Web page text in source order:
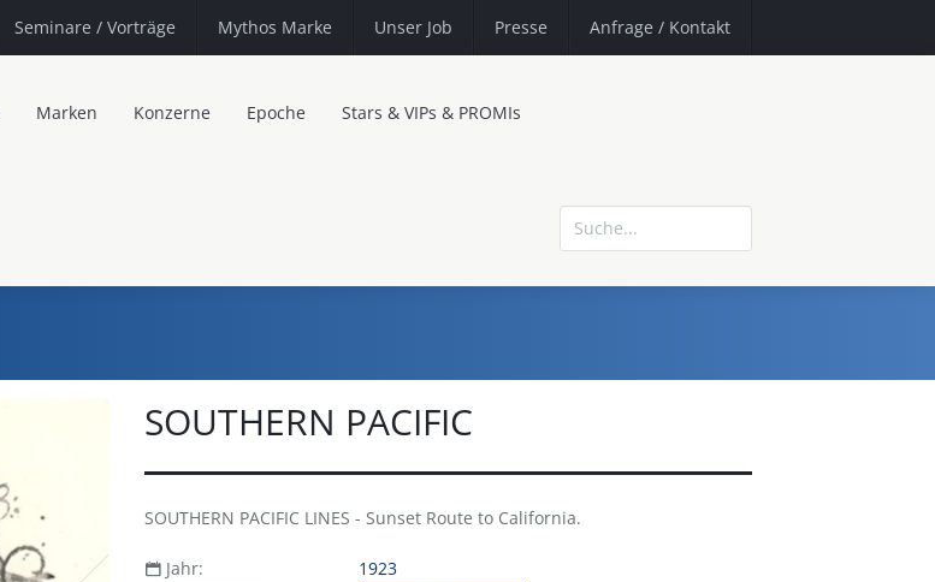
Seminare / Vorträge Mythos Marke Unser Job Presse Anfrage / Kontakt
Marken Konzerne Epoche Stars & VIPs & PROMIs
SOUTHERN PACIFIC
SOUTHERN PACIFIC LINES - Sunset Route to California.
Jahr:
1923